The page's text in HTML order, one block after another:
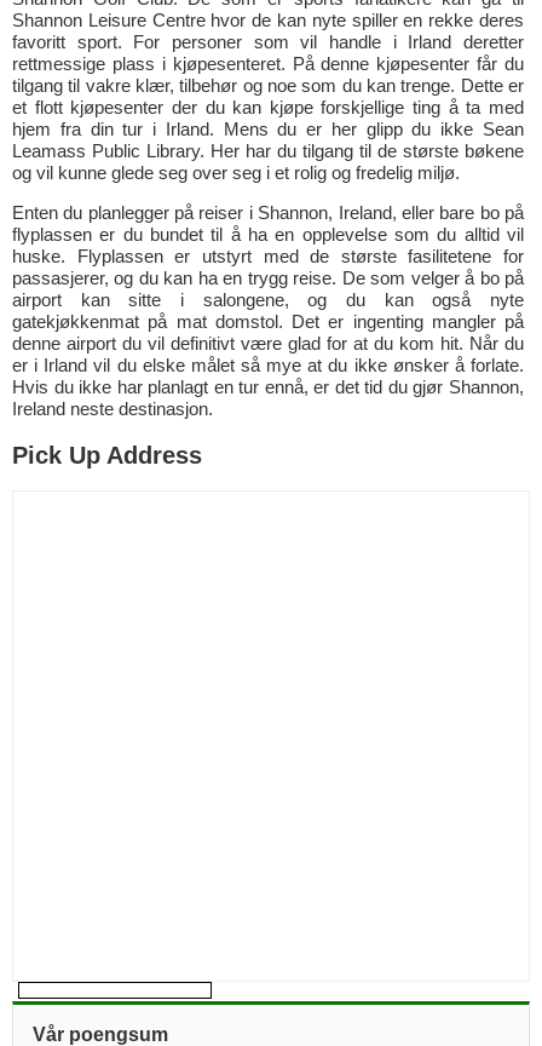
Shannon Leisure Centre hvor de kan nyte spiller en rekke deres
favoritt sport. For personer som vil handle i Irland deretter
rettmessige plass i kjøpesenteret. På denne kjøpesenter får du
tilgang til vakre klær, tilbehør og noe som du kan trenge. Dette er
et flott kjøpesenter der du kan kjøpe forskjellige ting å ta med
hjem fra din tur i Irland. Mens du er her glipp du ikke Sean
Leamass Public Library. Her har du tilgang til de største bøkene
og vil kunne glede seg over seg i et rolig og fredelig miljø.
Enten du planlegger på reiser i Shannon, Ireland, eller bare bo på
flyplassen er du bundet til å ha en opplevelse som du alltid vil
huske. Flyplassen er utstyrt med de største fasilitetene for
passasjerer, og du kan ha en trygg reise. De som velger å bo på
airport kan sitte i salongene, og du kan også nyte
gatekjøkkenmat på mat domstol. Det er ingenting mangler på
denne airport du vil definitivt være glad for at du kom hit. Når du
er i Irland vil du elske målet så mye at du ikke ønsker å forlate.
Hvis du ikke har planlagt en tur ennå, er det tid du gjør Shannon,
Ireland neste destinasjon.
Pick Up Address
Vår poengsum